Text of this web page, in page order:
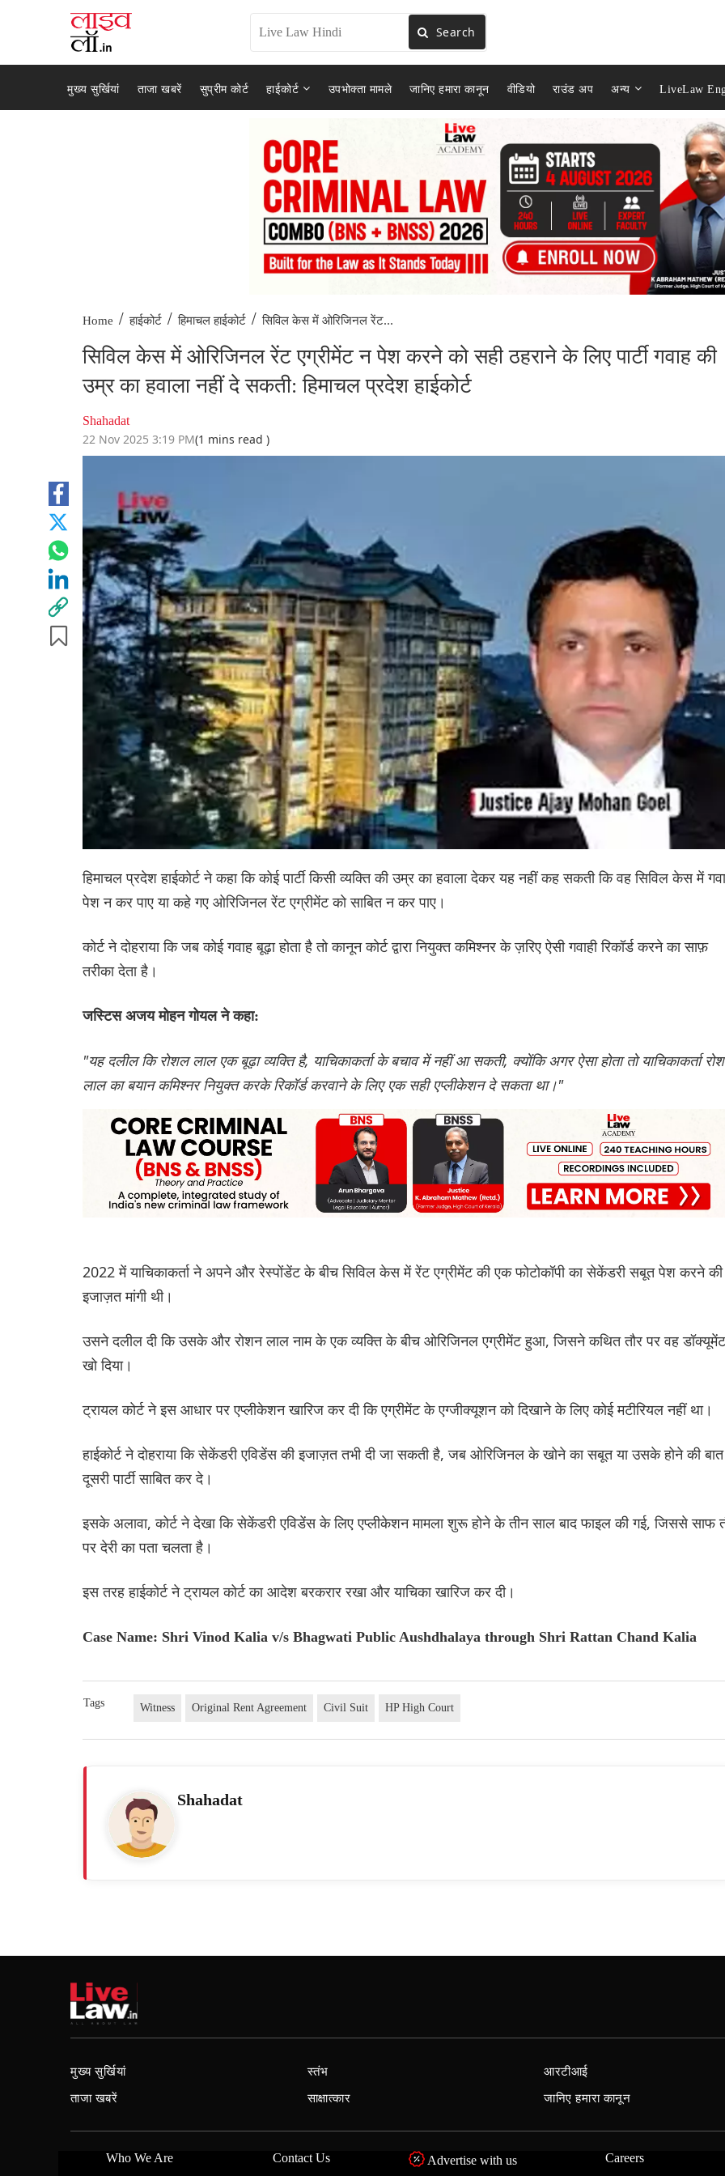
Search
मुख्य सुर्खियां ताजा खबरें सुप्रीम कोर्ट हाईकोर्ट उपभोक्ता मामले जानिए हमारा कानून वीडियो राउंड अप अन्य LiveLaw
Home / हाईकोर्ट / हिमाचल हाईकोर्ट / सिविल केस में ओरिजिनल रेंट...
सिविल केस में ओरिजिनल रेंट एग्रीमेंट न पेश करने को सही ठहराने के लिए पार्टी गवाह की
उम्र का हवाला नहीं दे सकती: हिमाचल प्रदेश हाईकोर्ट
Shahadat
22 Nov 2025 3:19 PM(1 mins read )
हिमाचल प्रदेश हाईकोर्ट ने कहा कि कोई पार्टी किसी व्यक्ति की उम्र का हवाला देकर यह नहीं कह सकती कि वह सिविल केस में
पेश न कर पाए या कहे गए ओरिजिनल रेंट एग्रीमेंट को साबित न कर पाए।
कोर्ट ने दोहराया कि जब कोई गवाह बूढ़ा होता है तो कानून कोर्ट द्वारा नियुक्त कमिश्नर के ज़रिए ऐसी गवाही रिकॉर्ड करने का साफ़
तरीका देता है।
जस्टिस अजय मोहन गोयल ने कहा:
"यह दलील कि रोशल लाल एक बूढ़ा व्यक्ति है, याचिकाकर्ता के बचाव में नहीं आ सकती, क्योंकि अगर ऐसा होता तो याचिकाकर्ता
लाल का बयान कमिश्नर नियुक्त करके रिकॉर्ड करवाने के लिए एक सही एप्लीकेशन दे सकता था।"
2022 में याचिकाकर्ता ने अपने और रेस्पोंडेंट के बीच सिविल केस में रेंट एग्रीमेंट की एक फोटोकॉपी का सेकेंडरी सबूत पेश करने की
इजाज़त मांगी थी।
उसने दलील दी कि उसके और रोशन लाल नाम के एक व्यक्ति के बीच ओरिजिनल एग्रीमेंट हुआ, जिसने कथित तौर पर वह डॉक्यूमेंट
खो दिया।
ट्रायल कोर्ट ने इस आधार पर एप्लीकेशन खारिज कर दी कि एग्रीमेंट के एग्जीक्यूशन को दिखाने के लिए कोई मटीरियल नहीं था।
हाईकोर्ट ने दोहराया कि सेकेंडरी एविडेंस की इजाज़त तभी दी जा सकती है, जब ओरिजिनल के खोने का सबूत या उसके होने की बात
दूसरी पार्टी साबित कर दे।
इसके अलावा, कोर्ट ने देखा कि सेकेंडरी एविडेंस के लिए एप्लीकेशन मामला शुरू होने के तीन साल बाद फाइल की गई, जिससे साफ
पर देरी का पता चलता है।
इस तरह हाईकोर्ट ने ट्रायल कोर्ट का आदेश बरकरार रखा और याचिका खारिज कर दी।
Case Name: Shri Vinod Kalia v/s Bhagwati Public Aushdhalaya through Shri Rattan Chand Kalia
Tags Witness Original Rent Agreement Civil Suit HP High Court
Shahadat
मुख्य सुर्खियां
ताजा खबरें
स्तंभ
साक्षात्कार
आरटीआई
जानिए हमारा कानून
Who We Are Contact Us Advertise with us Careers